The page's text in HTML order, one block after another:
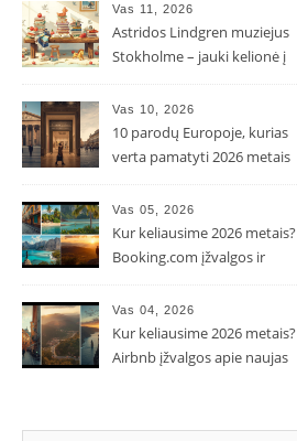
Vas 11, 2026
Astridos Lindgren muziejus
Stokholme – jauki kelionė į
Vas 10, 2026
10 parodų Europoje, kurias
verta pamatyti 2026 metais
Vas 05, 2026
Kur keliausime 2026 metais?
Booking.com įžvalgos ir
Vas 04, 2026
Kur keliausime 2026 metais?
Airbnb įžvalgos apie naujas